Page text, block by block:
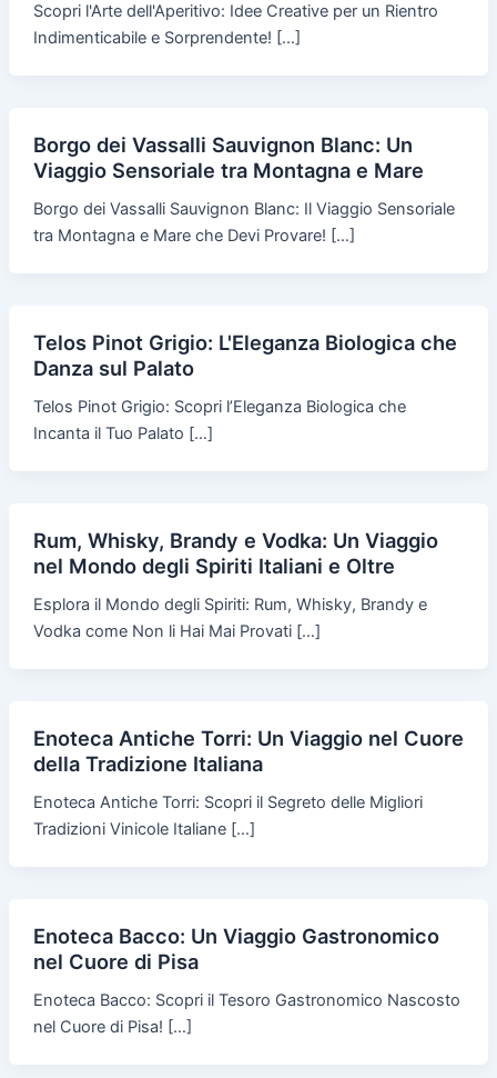
Scopri l'Arte dell'Aperitivo: Idee Creative per un Rientro
Indimenticabile e Sorprendente! […]
Borgo dei Vassalli Sauvignon Blanc: Un
Viaggio Sensoriale tra Montagna e Mare
Borgo dei Vassalli Sauvignon Blanc: Il Viaggio Sensoriale
tra Montagna e Mare che Devi Provare! […]
Telos Pinot Grigio: L'Eleganza Biologica che
Danza sul Palato
Telos Pinot Grigio: Scopri l’Eleganza Biologica che
Incanta il Tuo Palato […]
Rum, Whisky, Brandy e Vodka: Un Viaggio
nel Mondo degli Spiriti Italiani e Oltre
Esplora il Mondo degli Spiriti: Rum, Whisky, Brandy e
Vodka come Non li Hai Mai Provati […]
Enoteca Antiche Torri: Un Viaggio nel Cuore
della Tradizione Italiana
Enoteca Antiche Torri: Scopri il Segreto delle Migliori
Tradizioni Vinicole Italiane […]
Enoteca Bacco: Un Viaggio Gastronomico
nel Cuore di Pisa
Enoteca Bacco: Scopri il Tesoro Gastronomico Nascosto
nel Cuore di Pisa! […]